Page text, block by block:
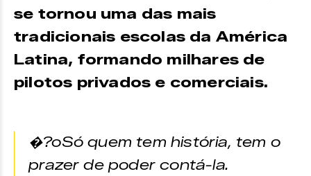
se tornou uma das mais
tradicionais escolas da América
Latina, formando milhares de
pilotos privados e comerciais.
�?oSó quem tem história, tem o
prazer de poder contá-la.